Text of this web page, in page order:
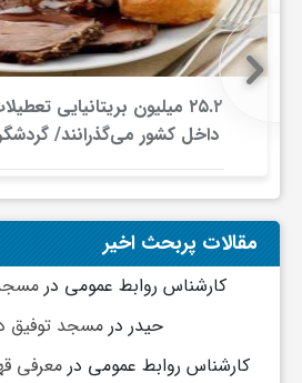
۲۵.۲ میلیون بریتانیایی
داخل کشور می‌گذرانند/
جدید سفرهای داخلی
مقالات پربحث اخیر
کارشناس روابط عمومی در
حیدر درمسجد توفیق
کارشناس روابط عمومی درمعرفی